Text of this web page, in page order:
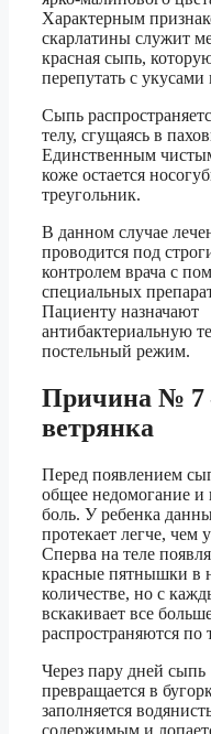
Характерным
скарлатины служит
красная сыпь,
перепутать с
Сыпь
телу, сгущаясь в
Единственным
коже остается
треугольник.
В данном случае
проводится под
контролем врача с
специальных
Пациенту назначают
антибактериальную
постельный режим.
Причина №
ветрянка
Перед появлением
общее недомогание и
боль. У ребенка
протекает легче, чем
Сперва на теле
красные пятнышки в
количестве, но с
вскакивает все
распространяются по
Через пару дней сыпь
превращается в
заполняется